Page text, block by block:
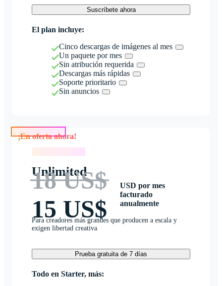
Suscríbete ahora
El plan incluye:
Cinco descargas de imágenes al mes
Un paquete por mes
Sin atribución requerida
Descargas más rápidas
Soporte prioritario
Sin anuncios
Unlimited
18 US$
15 US$
USD por mes
facturado
anualmente
Para creadores más grandes que producen a escala y
exigen libertad creativa
Prueba gratuita de 7 días
Todo en Starter, más: